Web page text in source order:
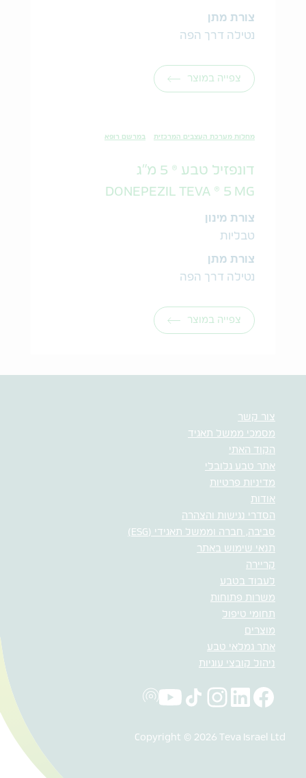
צורת מתן
נטילה דרך הפה
צפייה במוצר
מחלות מערכת העצבים המרכזית במרשם רופא
דונפזיל טבע ® 5 מ"ג
DONEPEZIL TEVA ® 5 MG
צורת מינון
טבליות
צורת מתן
נטילה דרך הפה
צפייה במוצר
צור קשר
מסמכי ממשל תאגיד
הקוד האתי
אתר טבע גלובלי
מדיניות פרטיות
אודות
הסדרי נגישות והצהרה
סביבה, חברה וממשל תאגידי (ESG)
תנאי שימוש באתר
קריירה
לעבוד בטבע
משרות פתוחות
תחומי טיפול
מוצרים
אתר גמלאי טבע
ניהול קובצי עוגיות
Copyright © 2026 Teva Israel Ltd